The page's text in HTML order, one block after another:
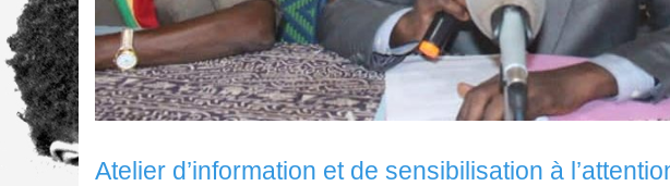
Atelier d’information et de sensibilisation à